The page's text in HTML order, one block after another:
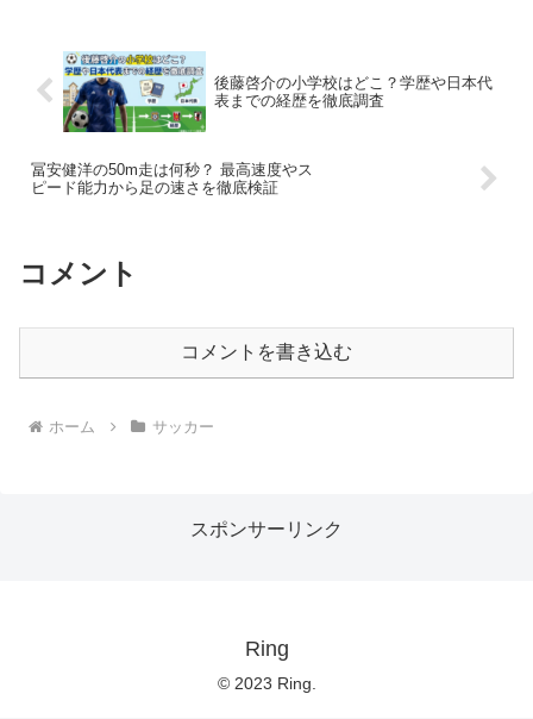
後藤啓介の小学校はどこ？学歴や日本代
表までの経歴を徹底調査
冨安健洋の50m走は何秒？ 最高速度やス
ピード能力から足の速さを徹底検証
コメント
コメントを書き込む
ホーム サッカー
スポンサーリンク
Ring
© 2023 Ring.